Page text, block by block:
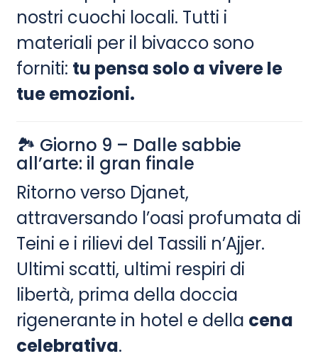
nostri cuochi locali. Tutti i
materiali per il bivacco sono
forniti: tu pensa solo a vivere le
tue emozioni.
🏞 Giorno 9 – Dalle sabbie
all’arte: il gran finale
Ritorno verso Djanet,
attraversando l’oasi profumata di
Teini e i rilievi del Tassili n’Ajjer.
Ultimi scatti, ultimi respiri di
libertà, prima della doccia
rigenerante in hotel e della cena
celebrativa.